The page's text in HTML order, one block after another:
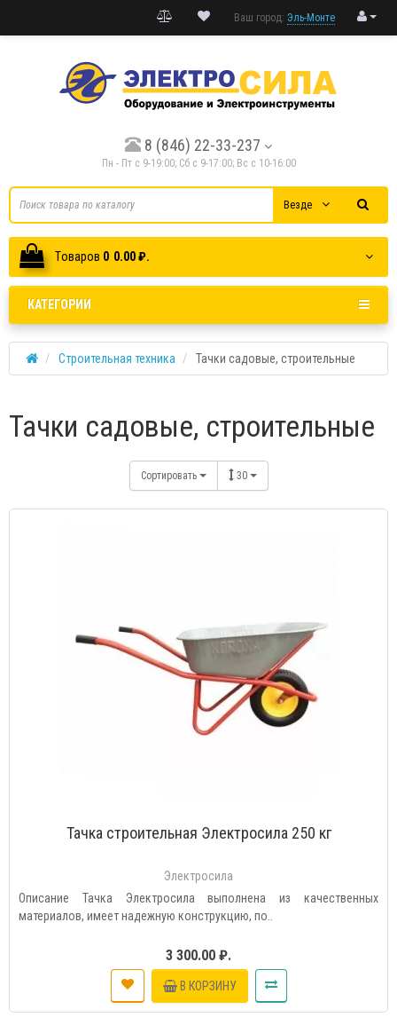
Ваш город: Эль-Монте
8 (846) 22-33-237
Пн - Пт с 9-19:00; Cб с 9-17:00; Вс с 10-16:00
Везде
Tоваров 0 0.00 ₽.
КАТЕГОРИИ
Строительная техника Тачки садовые, строительные
Тачки садовые, строительные
Сортировать 30
Тачка строительная Электросила 250 кг
Электросила
Описание Тачка Электросила выполнена из качественных
материалов, имеет надежную конструкцию, по..
3 300.00 ₽.
В КОРЗИНУ